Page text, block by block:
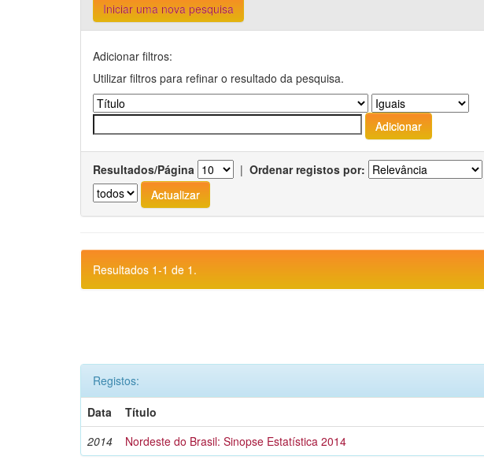
Iniciar uma nova pesquisa
Adicionar filtros:
Utilizar filtros para refinar o resultado da pesquisa.
Resultados/Página | Ordenar registos por:
Resultados 1-1 de 1.
Registos:
Data
Título
2014
Nordeste do Brasil: Sinopse Estatística 2014